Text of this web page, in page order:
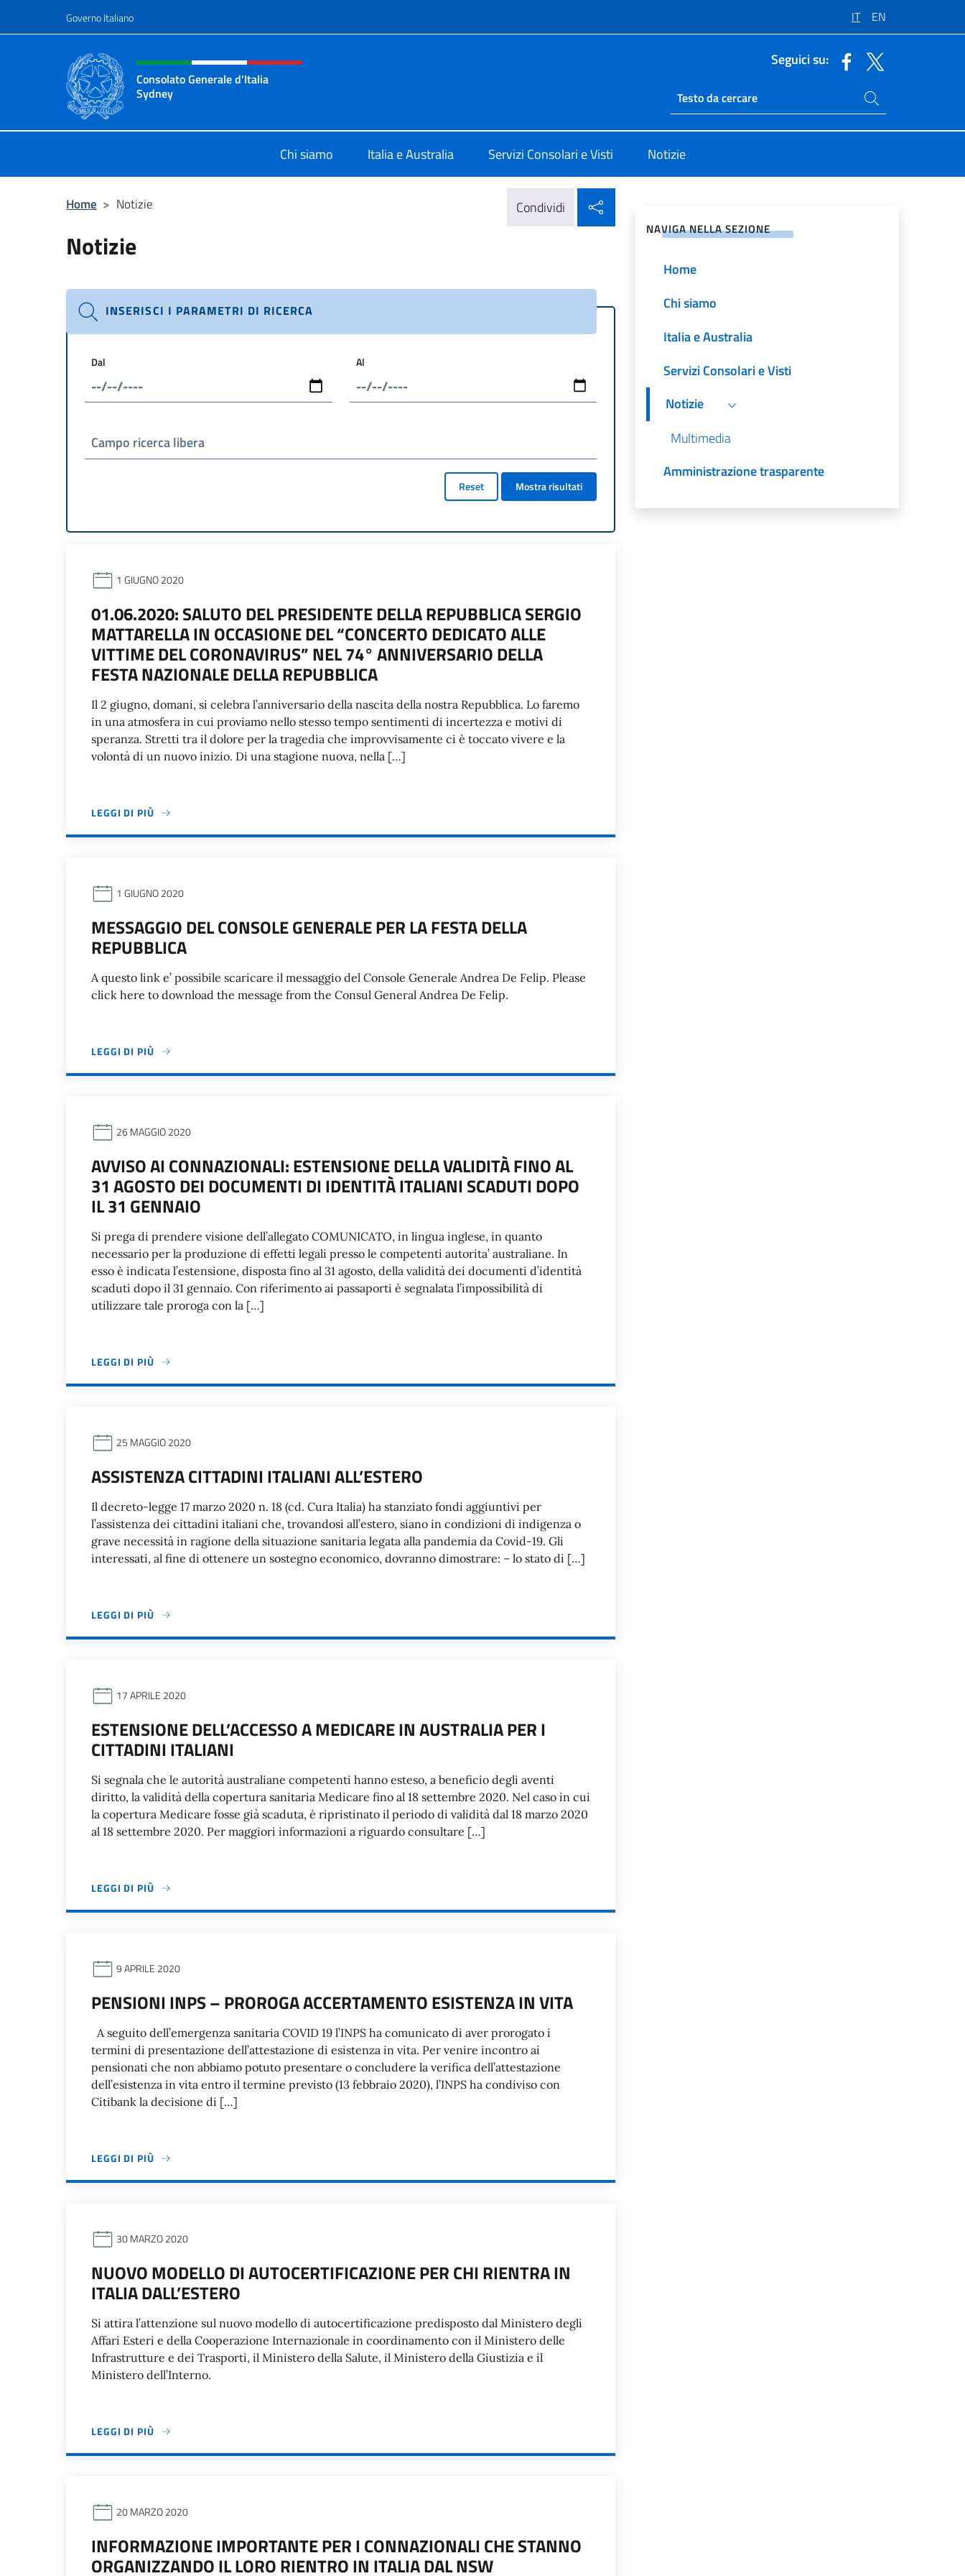
Governo Italiano IT EN
Intestazione sito, social e menù
Consolato Generale d'Italia
Sydney
Seguici su:
Ricerca sito live
Cerca nel sito
Chi siamo Italia e Australia Servizi Consolari e Visti Notizie
Home > Notizie Condividi
Notizie
INSERISCI I PARAMETRI DI RICERCA
Dal Al
Campo ricerca libera
Reset Mostra risultati
1 GIUGNO 2020
01.06.2020: SALUTO DEL PRESIDENTE DELLA REPUBBLICA SERGIO
MATTARELLA IN OCCASIONE DEL “CONCERTO DEDICATO ALLE
VITTIME DEL CORONAVIRUS” NEL 74° ANNIVERSARIO DELLA
FESTA NAZIONALE DELLA REPUBBLICA
Il 2 giugno, domani, si celebra l’anniversario della nascita della nostra Repubblica. Lo faremo
in una atmosfera in cui proviamo nello stesso tempo sentimenti di incertezza e motivi di
speranza. Stretti tra il dolore per la tragedia che improvvisamente ci è toccato vivere e la
volontà di un nuovo inizio. Di una stagione nuova, nella […]
LEGGI DI PIÙ
1 GIUGNO 2020
MESSAGGIO DEL CONSOLE GENERALE PER LA FESTA DELLA
REPUBBLICA
A questo link e’ possibile scaricare il messaggio del Console Generale Andrea De Felip. Please
click here to download the message from the Consul General Andrea De Felip.
LEGGI DI PIÙ
26 MAGGIO 2020
AVVISO AI CONNAZIONALI: ESTENSIONE DELLA VALIDITÀ FINO AL
31 AGOSTO DEI DOCUMENTI DI IDENTITÀ ITALIANI SCADUTI DOPO
IL 31 GENNAIO
Si prega di prendere visione dell’allegato COMUNICATO, in lingua inglese, in quanto
necessario per la produzione di effetti legali presso le competenti autorita’ australiane. In
esso è indicata l’estensione, disposta fino al 31 agosto, della validità dei documenti d’identità
scaduti dopo il 31 gennaio. Con riferimento ai passaporti è segnalata l’impossibilità di
utilizzare tale proroga con la […]
LEGGI DI PIÙ
25 MAGGIO 2020
ASSISTENZA CITTADINI ITALIANI ALL’ESTERO
Il decreto-legge 17 marzo 2020 n. 18 (cd. Cura Italia) ha stanziato fondi aggiuntivi per
l’assistenza dei cittadini italiani che, trovandosi all’estero, siano in condizioni di indigenza o
grave necessità in ragione della situazione sanitaria legata alla pandemia da Covid-19. Gli
interessati, al fine di ottenere un sostegno economico, dovranno dimostrare: – lo stato di […]
LEGGI DI PIÙ
17 APRILE 2020
ESTENSIONE DELL’ACCESSO A MEDICARE IN AUSTRALIA PER I
CITTADINI ITALIANI
Si segnala che le autorità australiane competenti hanno esteso, a beneficio degli aventi
diritto, la validità della copertura sanitaria Medicare fino al 18 settembre 2020. Nel caso in cui
la copertura Medicare fosse già scaduta, è ripristinato il periodo di validità dal 18 marzo 2020
al 18 settembre 2020. Per maggiori informazioni a riguardo consultare […]
LEGGI DI PIÙ
9 APRILE 2020
PENSIONI INPS – PROROGA ACCERTAMENTO ESISTENZA IN VITA
A seguito dell’emergenza sanitaria COVID 19 l’INPS ha comunicato di aver prorogato i
termini di presentazione dell’attestazione di esistenza in vita. Per venire incontro ai
pensionati che non abbiamo potuto presentare o concludere la verifica dell’attestazione
dell’esistenza in vita entro il termine previsto (13 febbraio 2020), l’INPS ha condiviso con
Citibank la decisione di […]
LEGGI DI PIÙ
30 MARZO 2020
NUOVO MODELLO DI AUTOCERTIFICAZIONE PER CHI RIENTRA IN
ITALIA DALL’ESTERO
Si attira l’attenzione sul nuovo modello di autocertificazione predisposto dal Ministero degli
Affari Esteri e della Cooperazione Internazionale in coordinamento con il Ministero delle
Infrastrutture e dei Trasporti, il Ministero della Salute, il Ministero della Giustizia e il
Ministero dell’Interno.
LEGGI DI PIÙ
20 MARZO 2020
INFORMAZIONE IMPORTANTE PER I CONNAZIONALI CHE STANNO
ORGANIZZANDO IL LORO RIENTRO IN ITALIA DAL NSW
NAVIGA NELLA SEZIONE
Home
Chi siamo
Italia e Australia
Servizi Consolari e Visti
Notizie
Multimedia
Amministrazione trasparente